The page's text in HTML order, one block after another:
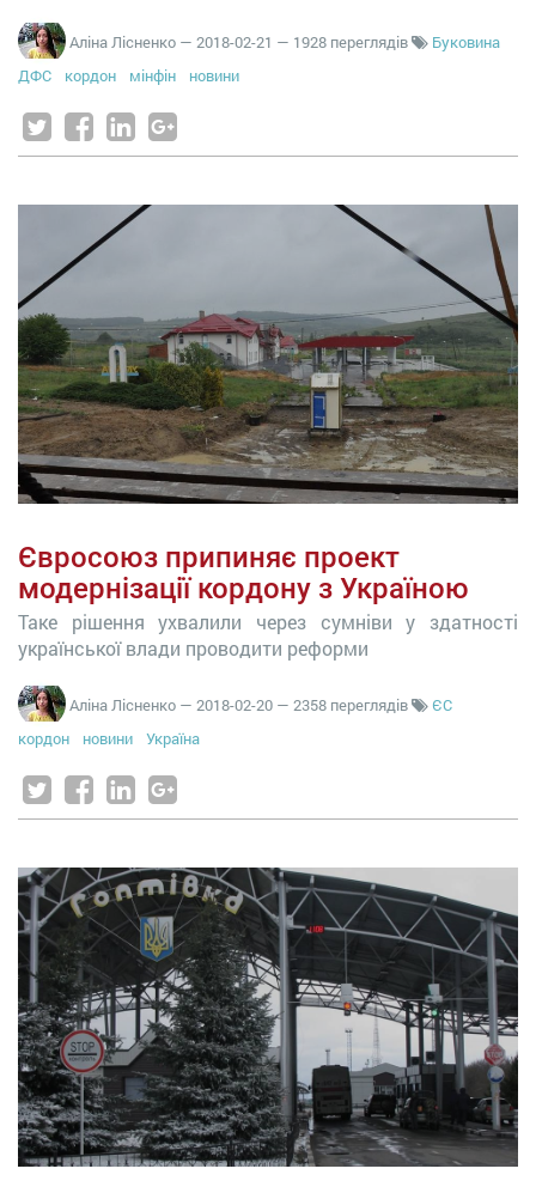
Аліна Лісненко — 2018-02-21 — 1928 переглядів
Буковина
ДФС
кордон мінфін новини
Євросоюз припиняє проект
модернізації кордону з Україною
Таке рішення ухвалили через сумніви у здатності
української влади проводити реформи
Аліна Лісненко — 2018-02-20 — 2358 переглядів
ЄС
кордон
новини Україна